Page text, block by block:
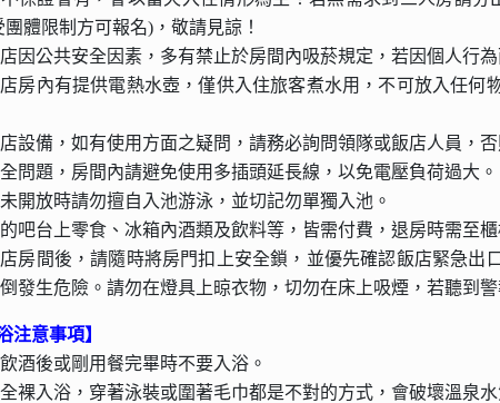
團體限制方可報名)，敬請見諒！
因公共安全因素，多有禁止於房間內吸菸規定，若因個人行
房內有提供電熱水壺，僅供入住旅客煮水用，不可放入任
設備，如有使用方面之疑問，請務必詢問領隊或飯店人員，
問題，房間內請避免使用多插頭延長線，以免電壓負荷過大。
開放時請勿擅自入池游泳，並切記勿單獨入池。
吧台上零食、冰箱內酒類及飲料等，皆需付費，退房時需至櫃
房間後，請隨時將房門扣上安全鎖，並優先確認飯店緊急
發生危險。請勿在燈具上晾衣物，切勿在床上吸煙，若聽到
注意事項】
酒後或剛用餐完畢時不要入浴。
裸入浴，穿著泳裝或圍著毛巾都是不對的方式，會破壞溫泉水